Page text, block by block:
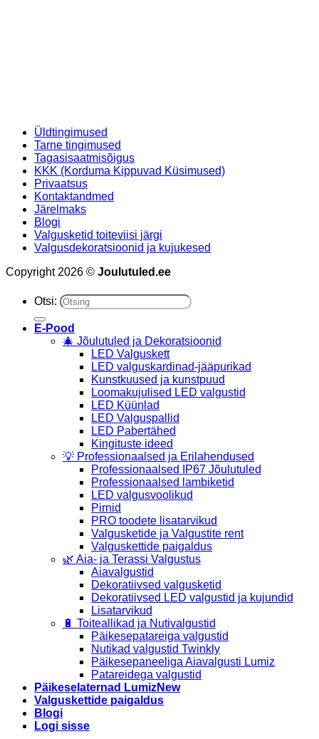
Üldtingimused
Tarne tingimused
Tagasisaatmisõigus
KKK (Korduma Kippuvad Küsimused)
Privaatsus
Kontaktandmed
Järelmaks
Blogi
Valgusketid toiteviisi järgi
Valgusdekoratsioonid ja kujukesed
Copyright 2026 © Joulutuled.ee
Otsi:
E-Pood
🎄 Jõulutuled ja Dekoratsioonid
LED Valguskett
LED valguskardinad-jääpurikad
Kunstkuused ja kunstpuud
Loomakujulised LED valgustid
LED Küünlad
LED Valguspallid
LED Pabertähed
Kingituste ideed
💡 Professionaalsed ja Erilahendused
Professionaalsed IP67 Jõulutuled
Professionaalsed lambiketid
LED valgusvoolikud
Pirnid
PRO toodete lisatarvikud
Valgusketide ja Valgustite rent
Valguskettide paigaldus
🌿 Aia- ja Terassi Valgustus
Aiavalgustid
Dekoratiivsed valgusketid
Dekoratiivsed LED valgustid ja kujundid
Lisatarvikud
🔋 Toiteallikad ja Nutivalgustid
Päikesepatareiga valgustid
Nutikad valgustid Twinkly
Päikesepaneeliga Aiavalgusti Lumiz
Patareidega valgustid
Päikeselaternad Lumiz
Valguskettide paigaldus
Blogi
Logi sisse